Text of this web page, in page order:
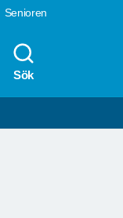
Senioren
Sök